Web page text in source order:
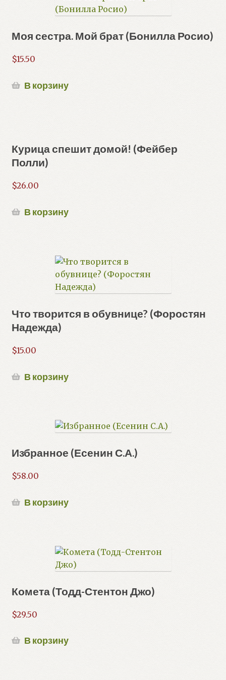
Моя сестра. Мой брат (Бонилла Росио)
$15.50
В корзину
Курица спешит домой! (Фейбер
Полли)
$26.00
В корзину
Что творится в обувнице? (Форостян
Надежда)
$15.00
В корзину
Избранное (Есенин С.А.)
$58.00
В корзину
Комета (Тодд-Стентон Джо)
$29.50
В корзину